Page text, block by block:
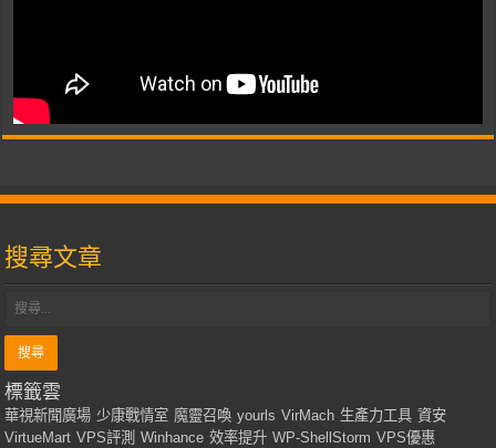
搜尋文章
標籤雲
華視新聞廣場 少康戰情室 魔靈召喚 yourls VirMach 生產力工具 資安
VirtueMart VPS評測 Winhance 效率提升 WP-ShellStorm VPS優惠